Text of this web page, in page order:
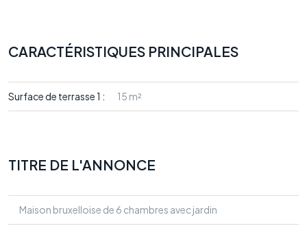
CARACTÉRISTIQUES PRINCIPALES
Surface de terrasse 1 : 15 m²
TITRE DE L'ANNONCE
Maison bruxelloise de 6 chambres avec jardin